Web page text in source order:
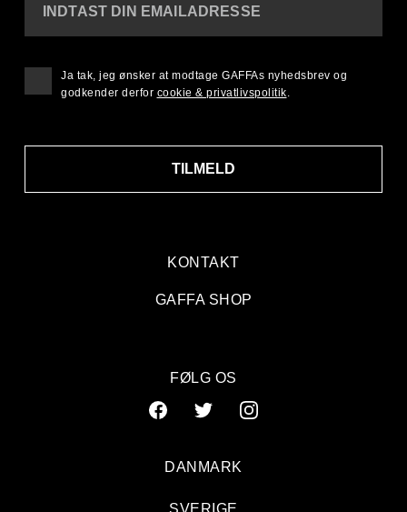
KONTAKT
GAFFA SHOP
INDTAST DIN EMAILADRESSE
TILMELD
Ja tak, jeg ønsker at modtage GAFFAs nyhedsbrev og
godkender derfor cookie & privatlivspolitik.
FØLG OS
DANMARK
SVERIGE